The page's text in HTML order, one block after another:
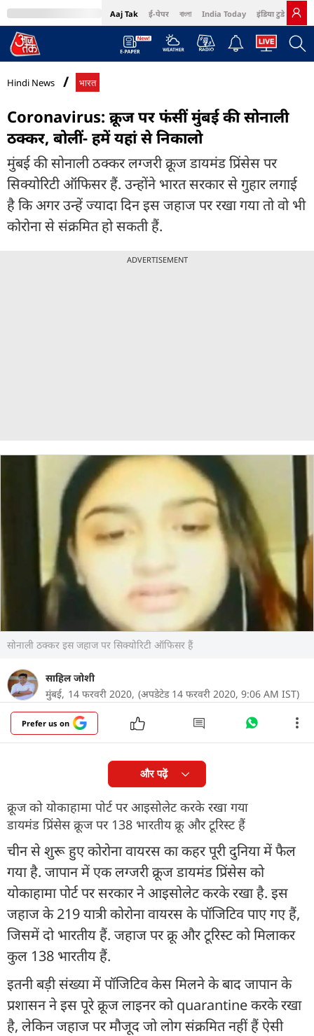
Aaj Tak ई-पेपर বাংলা India Today इंडिया टुडे हिंदी
MumbaiTak Cosmopolitan Harper's Bazaar Northeast
Hindi News भारत
Coronavirus: क्रूज पर फंसीं मुंबई की सोनाली
ठक्कर, बोलीं- हमें यहां से निकालो
मुंबई की सोनाली ठक्कर लग्जरी क्रूज डायमंड प्रिंसेस पर
सिक्योरिटी ऑफिसर हैं. उन्होंने भारत सरकार से गुहार लगाई
है कि अगर उन्हें ज्यादा दिन इस जहाज पर रखा गया तो वो भी
कोरोना से संक्रमित हो सकती हैं.
ADVERTISEMENT
सोनाली ठक्कर इस जहाज पर सिक्योरिटी ऑफिसर हैं
साहिल जोशी
मुंबई, 14 फरवरी 2020, (अपडेटेड 14 फरवरी 2020, 9:06 AM IST)
Prefer us on
और पढ़ें
क्रूज को योकाहामा पोर्ट पर आइसोलेट करके रखा गया
डायमंड प्रिंसेस क्रूज पर 138 भारतीय क्रू और टूरिस्ट हैं
चीन से शुरू हुए कोरोना वायरस का कहर पूरी दुनिया में फैल
गया है. जापान में एक लग्जरी क्रूज डायमंड प्रिंसेस को
योकाहामा पोर्ट पर सरकार ने आइसोलेट करके रखा है. इस
जहाज के 219 यात्री कोरोना वायरस के पॉजिटिव पाए गए हैं,
जिसमें दो भारतीय हैं. जहाज पर क्रू और टूरिस्ट को मिलाकर
कुल 138 भारतीय हैं.
इतनी बड़ी संख्या में पॉजिटिव केस मिलने के बाद जापान के
प्रशासन ने इस पूरे क्रूज लाइनर को quarantine करके रखा
है, लेकिन जहाज पर मौजूद जो लोग संक्रमित नहीं हैं ऐसी